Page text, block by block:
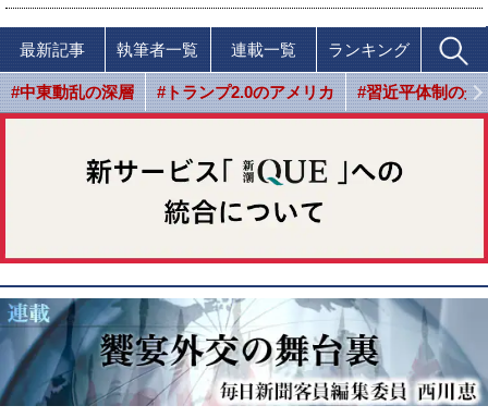
最新記事 執筆者一覧 連載一覧 ランキング
#中東動乱の深層 #トランプ2.0のアメリカ #習近平体制の光